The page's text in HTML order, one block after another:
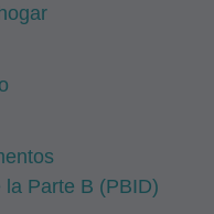
Parte B (PBID)